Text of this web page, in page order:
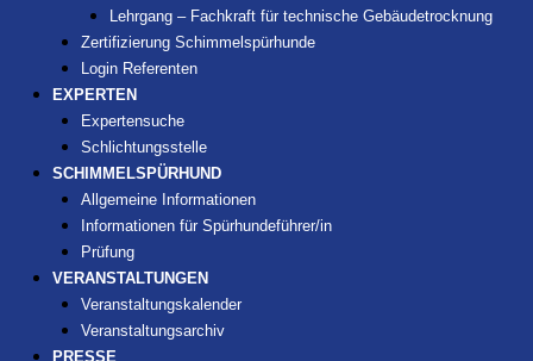
Lehrgang – Fachkraft für technische Gebäudetrocknung
Zertifizierung Schimmelspürhunde
Login Referenten
EXPERTEN
Expertensuche
Schlichtungsstelle
SCHIMMELSPÜRHUND
Allgemeine Informationen
Informationen für Spürhundeführer/in
Prüfung
VERANSTALTUNGEN
Veranstaltungskalender
Veranstaltungsarchiv
PRESSE